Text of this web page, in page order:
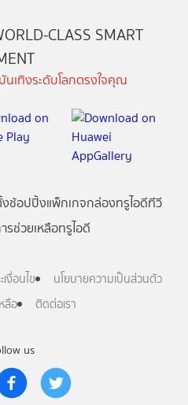
us
CLASS SMART
เทิงระดับโลกตรงใจคุณ
ช้อปปิ้งแพ็กเกจกล่องทรูไอดีทีวี
รช่วยเหลือทรูไอดี
งื่อนไข
นโยบายความเป็นส่วนตัว
ลือ
ติดต่อเรา